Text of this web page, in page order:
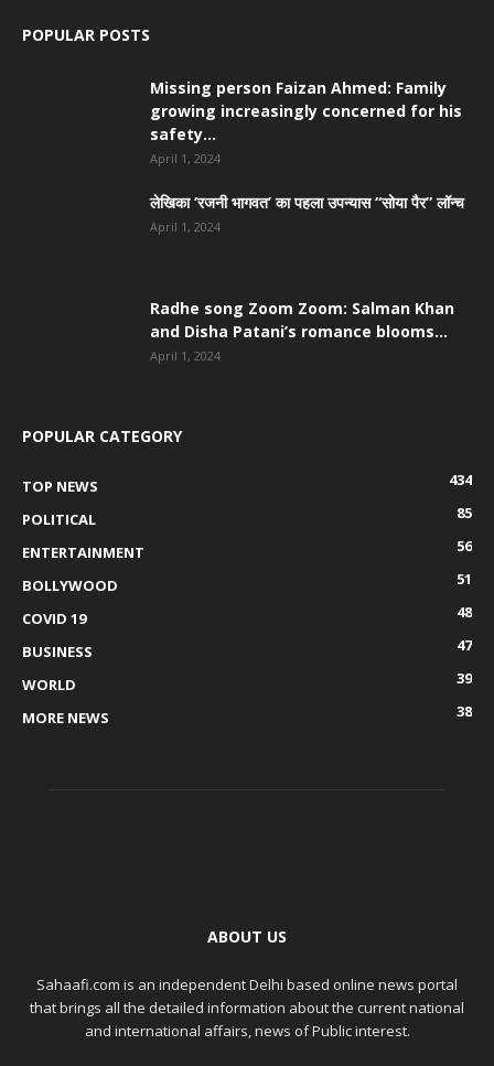
POPULAR POSTS
Missing person Faizan Ahmed: Family
growing increasingly concerned for his
safety...
April 1, 2024
लेखिका ‘रजनी भागवत’ का पहला उपन्यास “सोया पैर” लॉन्च
April 1, 2024
Radhe song Zoom Zoom: Salman Khan
and Disha Patani’s romance blooms...
April 1, 2024
POPULAR CATEGORY
TOP NEWS
434
POLITICAL
85
ENTERTAINMENT
56
BOLLYWOOD
51
COVID 19
48
BUSINESS
47
WORLD
39
MORE NEWS
38
ABOUT US
Sahaafi.com is an independent Delhi based online news portal
that brings all the detailed information about the current national
and international affairs, news of Public interest.